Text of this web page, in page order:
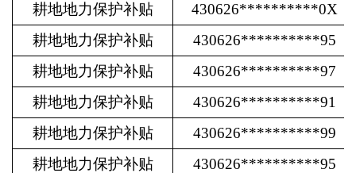
耕地地力保护补贴
430626**********0X
耕地地力保护补贴
430626**********95
耕地地力保护补贴
430626**********97
耕地地力保护补贴
430626**********91
耕地地力保护补贴
430626**********99
耕地地力保护补贴
430626**********95